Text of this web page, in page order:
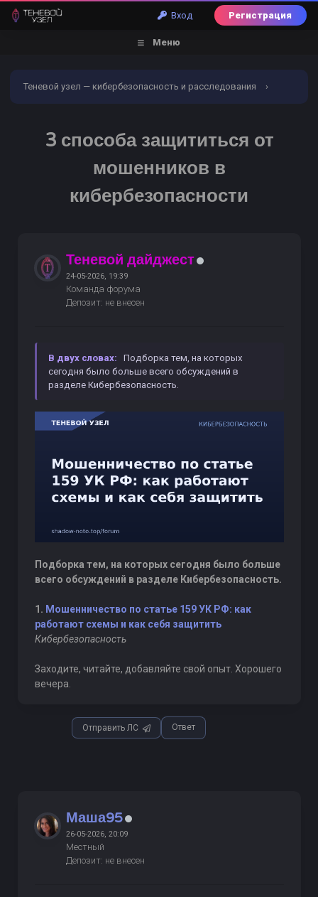
Вход Регистрация
Меню
Теневой узел — кибербезопасность и расследования ›
3 способа защититься от
мошенников в
кибербезопасности
Теневой дайджест
24-05-2026, 19:39
Команда форума
Депозит: не внесен
В двух словах:
Подборка тем, на которых
сегодня было больше всего обсуждений в
разделе Кибербезопасность.
Подборка тем, на которых сегодня было больше
всего обсуждений в разделе Кибербезопасность.
1. Мошенничество по статье 159 УК РФ: как
работают схемы и как себя защитить
Кибербезопасность
Заходите, читайте, добавляйте свой опыт. Хорошего
вечера.
Отправить ЛС Ответ
Маша95
26-05-2026, 20:09
Местный
Депозит: не внесен